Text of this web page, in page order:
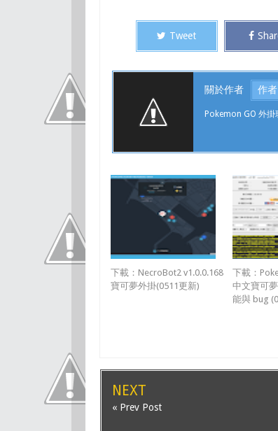
Tweet
關於作者 作
Pokemon GO 外掛
下載：NecroBot2 v1.0.0.168
寶可夢外掛(0511更新)
下載：
中文寶可
能與 bug
NEXT
« Prev Post